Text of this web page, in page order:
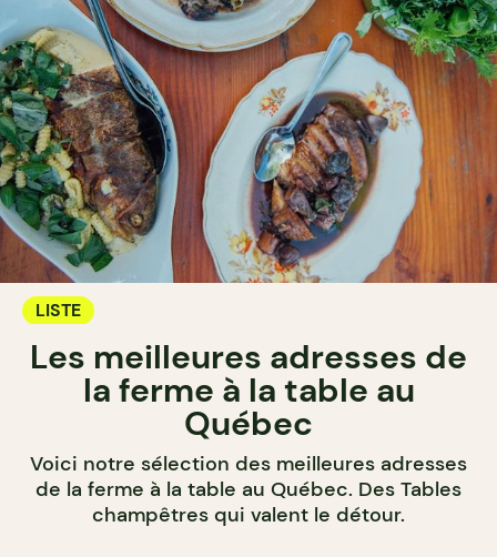
LISTE
Les meilleures adresses de
la ferme à la table au
Québec
Voici notre sélection des meilleures adresses
de la ferme à la table au Québec. Des Tables
champêtres qui valent le détour.